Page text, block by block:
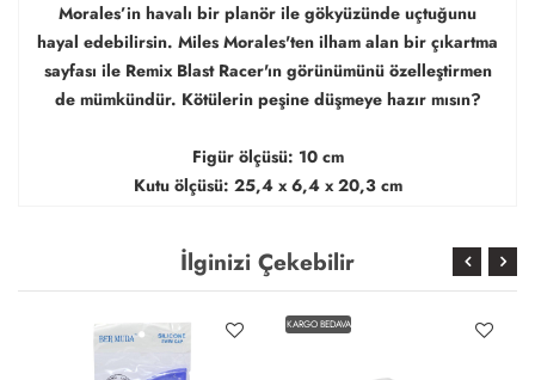
Morales’in havalı bir planör ile gökyüzünde uçtuğunu
hayal edebilirsin. Miles Morales'ten ilham alan bir çıkartma
sayfası ile Remix Blast Racer'ın görünümünü özelleştirmen
de mümkündür. Kötülerin peşine düşmeye hazır mısın?
Figür ölçüsü: 10 cm
Kutu ölçüsü: 25,4 x 6,4 x 20,3 cm
İlginizi Çekebilir
KARGO BEDAVA